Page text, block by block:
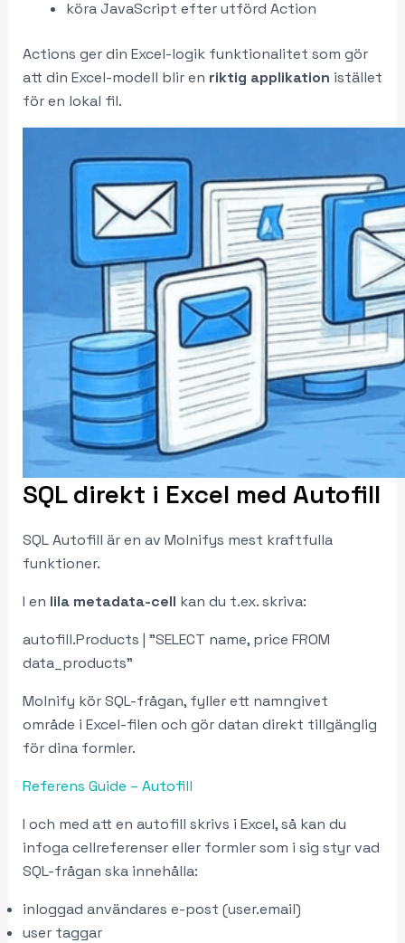
köra JavaScript efter utförd Action
Actions ger din Excel-logik funktionalitet som gör
att din Excel-modell blir en riktig applikation istället
för en lokal fil.
SQL direkt i Excel med Autofill
SQL Autofill är en av Molnifys mest kraftfulla
funktioner.
I en lila metadata-cell kan du t.ex. skriva:
autofill.Products | ”SELECT name, price FROM
data_products”
Molnify kör SQL-frågan, fyller ett namngivet
område i Excel-filen och gör datan direkt tillgänglig
för dina formler.
Referens Guide – Autofill
I och med att en autofill skrivs i Excel, så kan du
infoga cellreferenser eller formler som i sig styr vad
SQL-frågan ska innehålla:
inloggad användares e-post (user.email)
user taggar